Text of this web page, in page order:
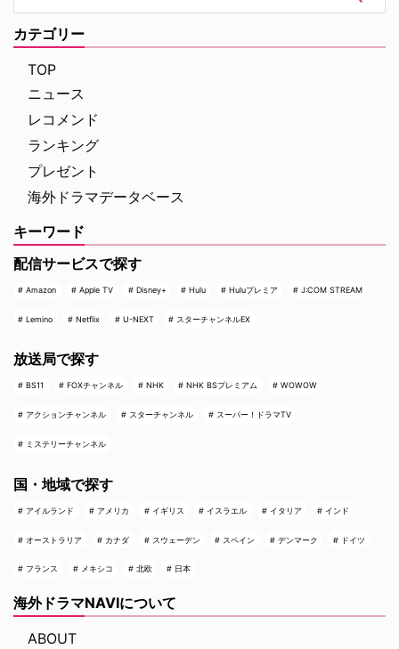
ンを熱狂させたガイ・リッチー監
督の最新作は、最高にセクシーで
最高に危険なノンストップ・バデ
ィアクションだ。アメリカ海軍 …
ィッド・フィンチャーが進めてい
2024年、フィンチャーがNetf …
カテゴリー
TOP
ニュース
レコメンド
ランキング
プレゼント
海外ドラマデータベース
キーワード
配信サービスで探す
Amazon Apple TV Disney+ Hulu Huluプレミア J:COM STREAM
Lemino Netflix U-NEXT スターチャンネルEX
放送局で探す
BS11 FOXチャンネル NHK NHK BSプレミアム WOWOW
アクションチャンネル スターチャンネル スーパー！ドラマTV
ミステリーチャンネル
国・地域で探す
アイルランド アメリカ イギリス イスラエル イタリア インド
オーストラリア カナダ スウェーデン スペイン デンマーク ドイツ
フランス メキシコ 北欧 日本
海外ドラマNAVIについて
ABOUT